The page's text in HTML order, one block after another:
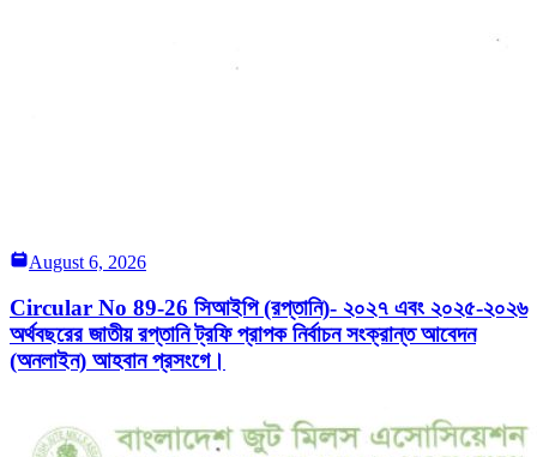
August 6, 2026
Circular No 89-26 সিআইপি (রপ্তানি)- ২০২৭ এবং ২০২৫-২০২৬
অর্থবছরের জাতীয় রপ্তানি ট্রফি প্রাপক নির্বাচন সংক্রান্ত আবেদন
(অনলাইন) আহবান প্রসংগে।